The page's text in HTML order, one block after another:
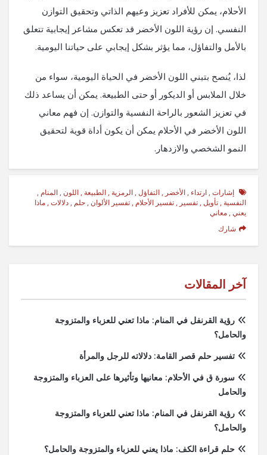
الأحلام، يمكن للأفراد تعزيز وعيهم الذاتي وتحقيق التوازن
النفسي. إن رؤية اللون الأخضر قد تعكس مشاعر إيجابية تتعلق
بالأمل والتفاؤل، مما يؤثر بشكل إيجابي على حياتنا اليومية.
لذا، يُنصح بتبني اللون الأخضر في الحياة اليومية، سواء من
خلال الملابس أو الديكور أو حتى الطبيعة. يمكن أن يساعد ذلك
في تعزيز الشعور بالراحة النفسية والتوازن. إن فهم معاني
اللون الأخضر في الأحلام يمكن أن يكون أداة قوية لتحقيق
النمو الشخصي والازدهار.
إشارات , ارتداء , الأخضر , التفاؤل , الرمزية , الطبيعة , اللون , المنام ,
النفسية , تأويل , تفسير , تفسير الأحلام , تفسير الألوان , حلم , دلالات , ماذا
يعني , معاني
شارك
آخر المقالات
رؤية القرنفل في المنام: ماذا تعني للعزباء والمتزوجة
والحامل؟
تفسير حلم قصر القامة: دلالاته للرجل والمرأة
سورة ق في الأحلام: معانيها وتأثيرها على العزباء والمتزوجة
والحامل
رؤية القرنفل في المنام: ماذا تعني للعزباء والمتزوجة
والحامل؟
حلم قراءة الكف: ماذا يعني للعزباء والمتزوجة والحامل؟